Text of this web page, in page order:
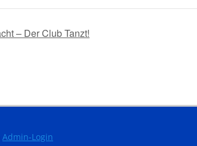
– Der Club Tanzt!
Admin-Login